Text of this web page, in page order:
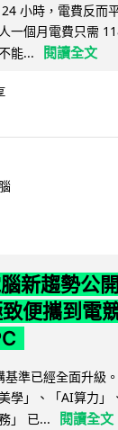
小時，電費反而
一個月電費只需
能...
閱讀全文
新趨勢公
便攜到電
準已經全面升級
學」、「AI算力」
」 已...
閱讀全文